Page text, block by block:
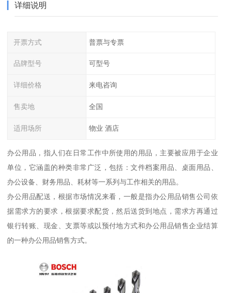
详细说明
开票方式 普票与专票
品牌型号 可型号
详细价格 来电咨询
售卖地 全国
适用场所 物业 酒店
办公用品，指人们在日常工作中所使用的用品，主要被应用于企业
单位，它涵盖的种类非常广泛，包括：文件档案用品、桌面用品、
办公设备、财务用品、耗材等一系列与工作相关的用品。
办公用品配送，根据市场情况来看，一般是指办公用品销售公司依
据需求方的要求，根据要求配货，然后送货到地点，需求方再通过
银行转账、现金、支票等或以预付地方式和办公用品销售企业结算
的一种办公用品销售方式。